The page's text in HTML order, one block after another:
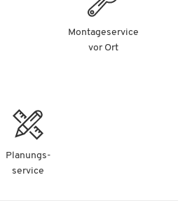
Montageservice
vor Ort
Planungs-
service